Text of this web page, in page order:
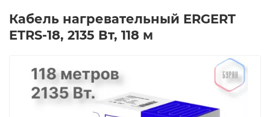
Кабель нагревательный ERGERT
ETRS-18, 2135 Вт, 118 м